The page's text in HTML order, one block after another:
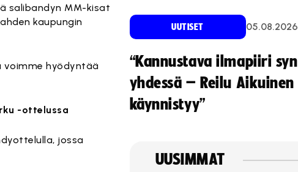
salibandyn MM-kisat
kaupungin
voimme hyödyntää
-ottelussa
jossa
UUTISET 05.08.2026
“Kannustava ilmapiiri
yhdessä – Reilu
käynnistyy”
UUSIMMAT